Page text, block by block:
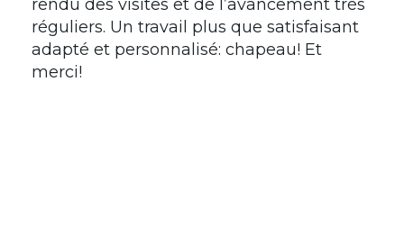
rendu des visites et de l’avancement très
réguliers. Un travail plus que satisfaisant
adapté et personnalisé: chapeau! Et
merci!